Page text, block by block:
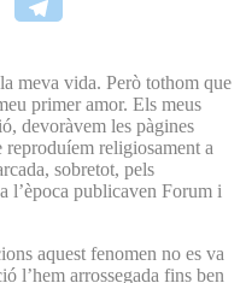
meva vida. Però tothom que
primer amor. Els meus
devoràvem les pàgines
reproduíem religiosament a
sobretot, pels
l’època publicaven Forum i
aquest fenomen no es va
l’hem arrossegada fins ben